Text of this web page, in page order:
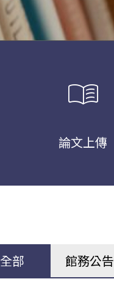
menu_book
論文上傳
全部 館務公告